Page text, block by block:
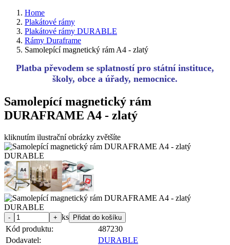
Home
Plakátové rámy
Plakátové rámy DURABLE
Rámy Duraframe
Samolepící magnetický rám A4 - zlatý
Platba převodem se splatností pro státní instituce,
školy, obce a úřady, nemocnice.
Samolepící magnetický rám
DURAFRAME A4 - zlatý
kliknutím ilustrační obrázky zvětšíte
ks
Kód produktu:
487230
Dodavatel:
DURABLE